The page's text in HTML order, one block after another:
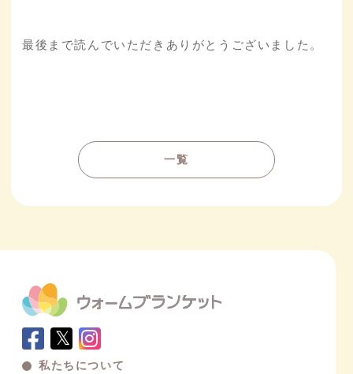
最後まで読んでいただきありがとうございました。
一覧
𝕏
私たちについて